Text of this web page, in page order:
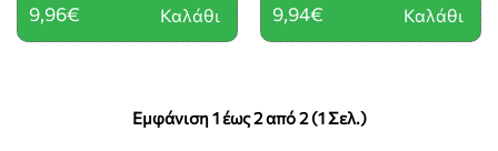
9,96€ Καλάθι 9,94€ Καλάθι
Εμφάνιση 1 έως 2 από 2 (1 Σελ.)